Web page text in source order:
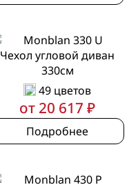
Чехол угловой диван
330см
49 цветов
от 20 617 ₽
Подробнее